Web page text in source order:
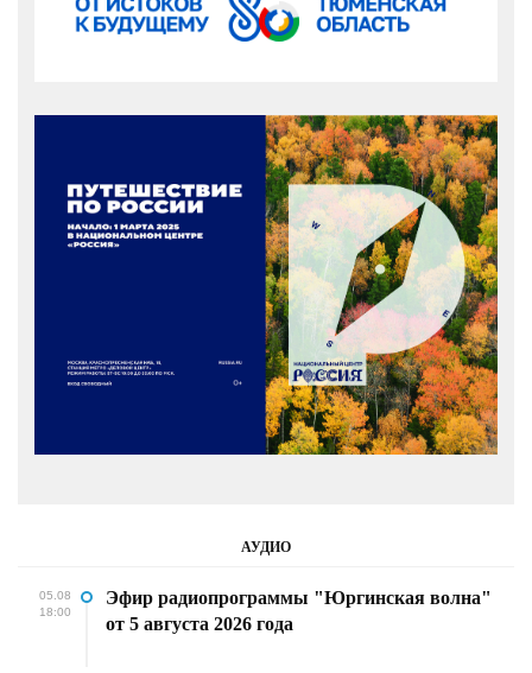
АУДИО
05.08
18:00
Эфир радиопрограммы "Юргинская волна"
от 5 августа 2026 года